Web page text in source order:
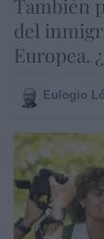
También
del
Europea.
Eulogio